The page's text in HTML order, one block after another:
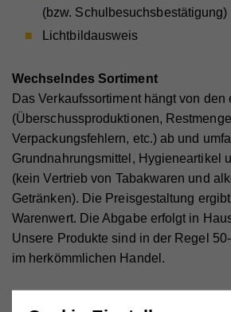
(bzw. Schulbesuchsbestätigung)
Lichtbildausweis
Wechselndes Sortiment
Das Verkaufssortiment hängt von den
(Überschussproduktionen,
Verpackungsfehlern, etc.) ab und
Grundnahrungsmittel, Hygieneartikel
(kein Vertrieb von Tabakwaren und
Getränken). Die Preisgestaltung
Warenwert. Die Abgabe erfolgt in
Unsere Produkte sind in der Regel
im herkömmlichen Handel.